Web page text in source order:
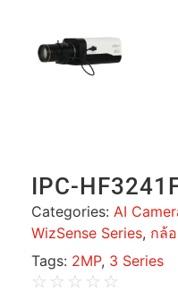
IPC-
Categories: AI
WizSense Series, กล้
Tags: 2MP, 3 Series
☆ ☆ ☆ ☆ ☆